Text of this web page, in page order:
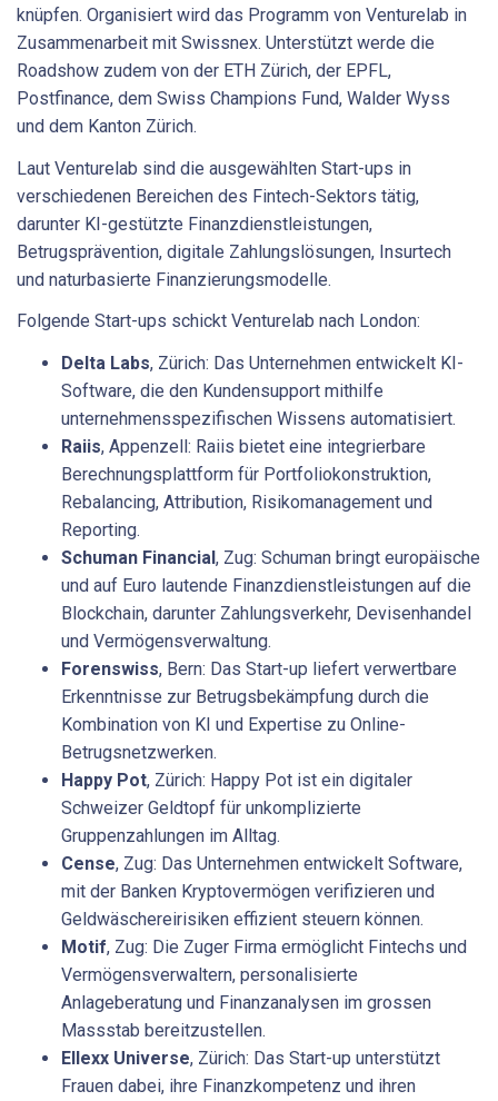
knüpfen. Organisiert wird das Programm von Venturelab in
Zusammenarbeit mit Swissnex. Unterstützt werde die
Roadshow zudem von der ETH Zürich, der EPFL,
Postfinance, dem Swiss Champions Fund, Walder Wyss
und dem Kanton Zürich.
Laut Venturelab sind die ausgewählten Start-ups in
verschiedenen Bereichen des Fintech-Sektors tätig,
darunter KI-gestützte Finanzdienstleistungen,
Betrugsprävention, digitale Zahlungslösungen, Insurtech
und naturbasierte Finanzierungsmodelle.
Folgende Start-ups schickt Venturelab nach London:
Delta Labs, Zürich: Das Unternehmen entwickelt KI-
Software, die den Kundensupport mithilfe
unternehmensspezifischen Wissens automatisiert.
Raiis, Appenzell: Raiis bietet eine integrierbare
Berechnungsplattform für Portfoliokonstruktion,
Rebalancing, Attribution, Risikomanagement und
Reporting.
Schuman Financial, Zug: Schuman bringt europäische
und auf Euro lautende Finanzdienstleistungen auf die
Blockchain, darunter Zahlungsverkehr, Devisenhandel
und Vermögensverwaltung.
Forenswiss, Bern: Das Start-up liefert verwertbare
Erkenntnisse zur Betrugsbekämpfung durch die
Kombination von KI und Expertise zu Online-
Betrugsnetzwerken.
Happy Pot, Zürich: Happy Pot ist ein digitaler
Schweizer Geldtopf für unkomplizierte
Gruppenzahlungen im Alltag.
Cense, Zug: Das Unternehmen entwickelt Software,
mit der Banken Kryptovermögen verifizieren und
Geldwäschereirisiken effizient steuern können.
Motif, Zug: Die Zuger Firma ermöglicht Fintechs und
Vermögensverwaltern, personalisierte
Anlageberatung und Finanzanalysen im grossen
Massstab bereitzustellen.
Ellexx Universe, Zürich: Das Start-up unterstützt
Frauen dabei, ihre Finanzkompetenz und ihren